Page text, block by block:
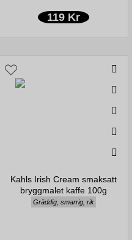
119 Kr
Kahls Irish Cream smaksatt
bryggmalet kaffe 100g
Gräddig, smarrig, rik